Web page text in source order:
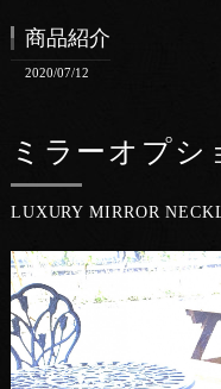
商品紹介
2020/07/12
LUXURY MIRROR
ミラーオプシ